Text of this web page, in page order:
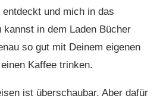
entdeckt und mich in das
in dem Laden Bücher
so gut mit Deinem eigenen
Kaffee trinken.
ist überschaubar. Aber dafür